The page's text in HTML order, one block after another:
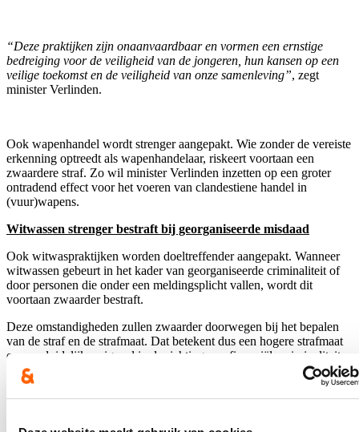
“Deze praktijken zijn onaanvaardbaar en vormen een ernstige
bedreiging voor de veiligheid van de jongeren, hun kansen op een
veilige toekomst en de veiligheid van onze samenleving”, zegt
minister Verlinden.
Ook wapenhandel wordt strenger aangepakt. Wie zonder de vereiste
erkenning optreedt als wapenhandelaar, riskeert voortaan een
zwaardere straf. Zo wil minister Verlinden inzetten op een groter
ontradend effect voor het voeren van clandestiene handel in
(vuur)wapens.
Witwassen strenger bestraft bij georganiseerde misdaad
Ook witwaspraktijken worden doeltreffender aangepakt. Wanneer
witwassen gebeurt in het kader van georganiseerde criminaliteit of
door personen die onder een meldingsplicht vallen, wordt dit
voortaan zwaarder bestraft.
Deze omstandigheden zullen zwaarder doorwegen bij het bepalen
van de straf en de strafmaat. Dat betekent dus een hogere strafmaat
en een duidelijker signaal in de richting van financiële criminaliteit.
Minister Verlinden zorgt er ook mee voor dat dat de verhoogde
opdeciemen op de strafrechtelijke geldboetes ook na de